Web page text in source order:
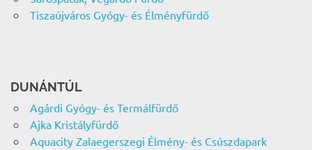
Tiszaújváros Gyógy- és Élményfürdő
DUNÁNTÚL
Agárdi Gyógy- és Termálfürdő
Ajka Kristályfürdő
Aquacity Zalaegerszegi Élmény- és Csúszdapark